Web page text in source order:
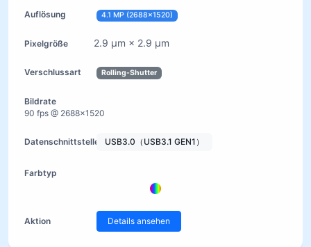
4.1 MP (2688×1520)
2.9 µm × 2.9 µm
Rolling-Shutter
90 fps @ 2688×1520
USB3.0（USB3.1 GEN1）
Details ansehen